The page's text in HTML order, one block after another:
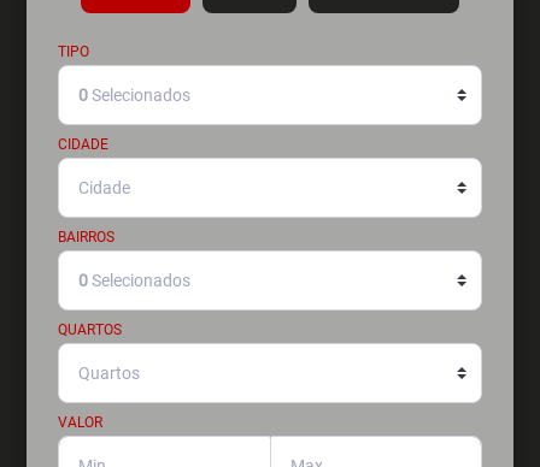
TIPO
0Selecionados
CIDADE
BAIRROS
0Selecionados
QUARTOS
VALOR